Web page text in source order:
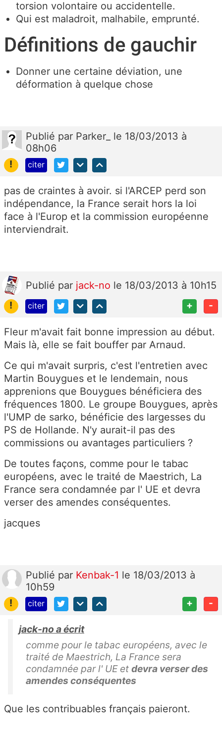
torsion volontaire ou accidentelle.
Qui est maladroit, malhabile, emprunté.
Définitions de gauchir
Donner une certaine déviation, une
déformation à quelque chose
Publié par Parker_ le 18/03/2013 à
08h06
!
citer
pas de craintes à avoir. si l'ARCEP perd son
indépendance, la France serait hors la loi
face à l'Europ et la commission européenne
interviendrait.
Publié par jack-no le 18/03/2013 à 10h15
!
citer + -
Fleur m'avait fait bonne impression au début.
Mais là, elle se fait bouffer par Arnaud.
Ce qui m'avait surpris, c'est l'entretien avec
Martin Bouygues et le lendemain, nous
apprenions que Bouygues bénéficiera des
fréquences 1800. Le groupe Bouygues, après
l'UMP de sarko, bénéficie des largesses du
PS de Hollande. N'y aurait-il pas des
commissions ou avantages particuliers ?
De toutes façons, comme pour le tabac
européens, avec le traité de Maestrich, La
France sera condamnée par l' UE et devra
verser des amendes conséquentes.
jacques
Publié par Kenbak-1 le 18/03/2013 à
10h59
!
citer + -
jack-no a écrit
comme pour le tabac européens, avec le
traité de Maestrich, La France sera
condamnée par l' UE et devra verser des
amendes conséquentes
Que les contribuables français paieront.